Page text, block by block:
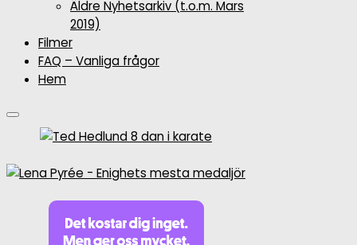
Äldre Nyhetsarkiv (t.o.m. Mars
2019)
Filmer
FAQ – Vanliga frågor
Hem